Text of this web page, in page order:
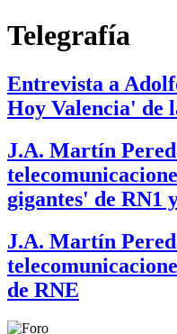
Telegrafía
Entrevista a
Hoy Valencia' de
J.A. Martín
gigantes' de RN1
J.A. Martín
de RNE